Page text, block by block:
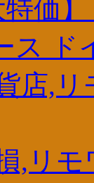
特価
ス ド
店,
,リ